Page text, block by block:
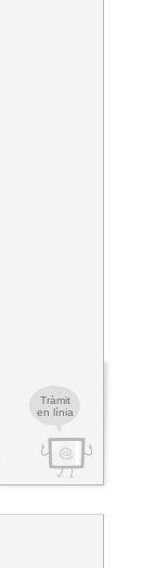
Tràmit
en línia